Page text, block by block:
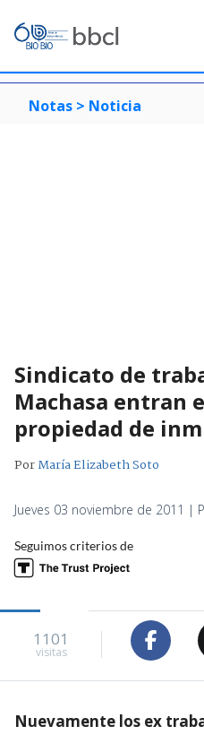
Notas > Noticia
Sindicato de
Machasa entran
propiedad de
PorMaría Elizabeth Soto
Jueves 03 noviembre de 2011 |
Seguimos criterios de
1101
visitas
Nuevamente los ex